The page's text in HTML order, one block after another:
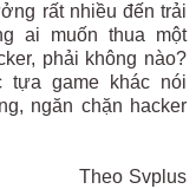
rất nhiều đến trải
ai muốn thua một
phải không nào?
tựa game khác nói
ngăn chặn hacker
Theo Svplus